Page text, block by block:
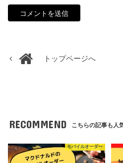
トップページへ
RECOMMEND こちらの記事も人
モバイルオーダー